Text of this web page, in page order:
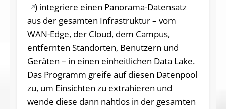
) integriere einen Panorama-Datensatz
aus der gesamten Infrastruktur – vom
WAN-Edge, der Cloud, dem Campus,
entfernten Standorten, Benutzern und
Geräten – in einen einheitlichen Data Lake.
Das Programm greife auf diesen Datenpool
zu, um Einsichten zu extrahieren und
wende diese dann nahtlos in der gesamten